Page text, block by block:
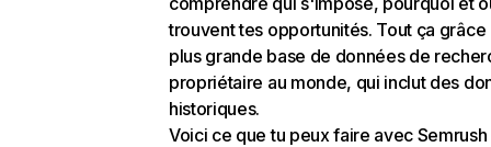
trouvent tes opportunités. Tout ça grâce
plus grande base de données de
propriétaire au monde, qui inclut des
historiques.
Voici ce que tu peux faire avec Semrush